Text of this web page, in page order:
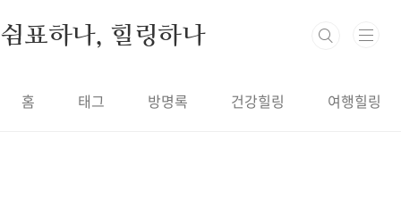
쉼표하나, 힐링하나
홈 태그 방명록 건강힐링 여행힐링